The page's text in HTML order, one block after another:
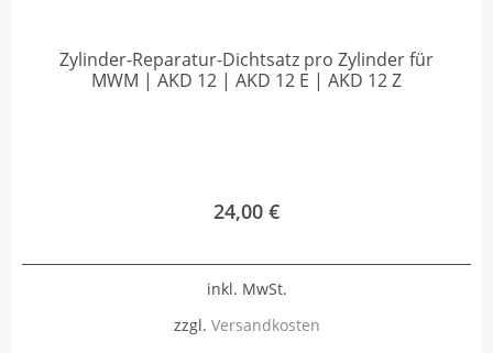
Zylinder-Reparatur-Dichtsatz pro Zylinder für
MWM | AKD 12 | AKD 12 E | AKD 12 Z
24,00 €
inkl. MwSt.
zzgl. Versandkosten